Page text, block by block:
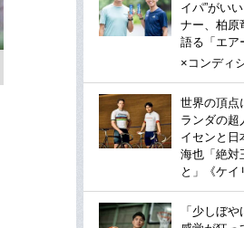
イパ”がい
ナー、柏原
語る「エア
×コンディ
世界の頂点
ランダの超
イセンと日
海也「絶対
と」《ケ
「少しぼ